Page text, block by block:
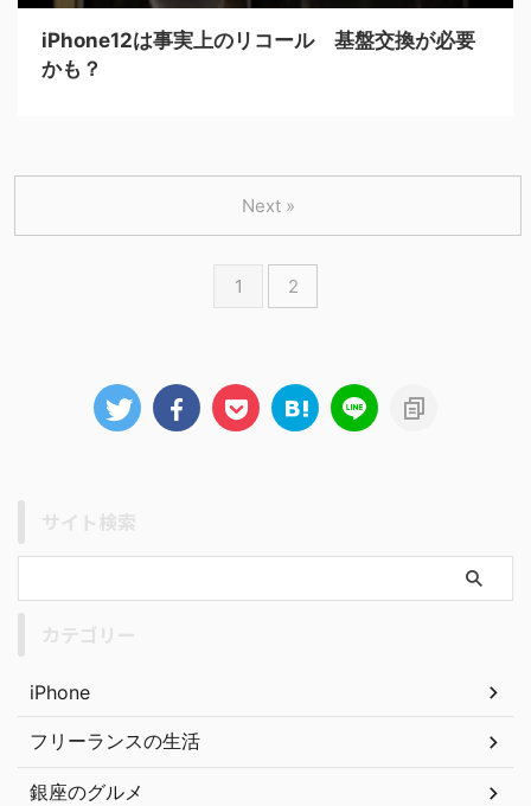
iPhone12は事実上のリコール 基盤交換が必要
かも？
1 2
Next »
iPhone
フリーランスの生活
銀座のグルメ